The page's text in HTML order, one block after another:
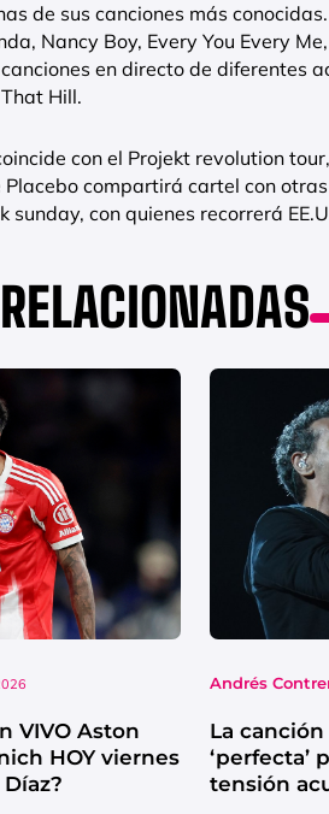
de sus canciones más
Nancy Boy, Every You Every
en directo de diferentes
Hill.
con el Projekt revolution
Placebo compartirá cartel con
sunday, con quienes recorrerá
VIVO Aston
HOY viernes
Andrés
La
‘perfecta’
tensión